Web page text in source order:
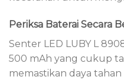
Periksa Baterai Secara
Senter LED LUBY L
500 mAh yang cukup
memastikan daya